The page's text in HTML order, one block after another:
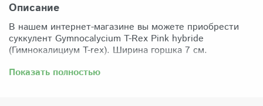
Описание
В нашем интернет-магазине вы можете приобрести
суккулент Gymnocalycium T-Rex Pink hybride
(Гимнокалициум T-rex). Ширина горшка 7 см.
Забрать растение можно самовывозом из нашего
Показать полностью